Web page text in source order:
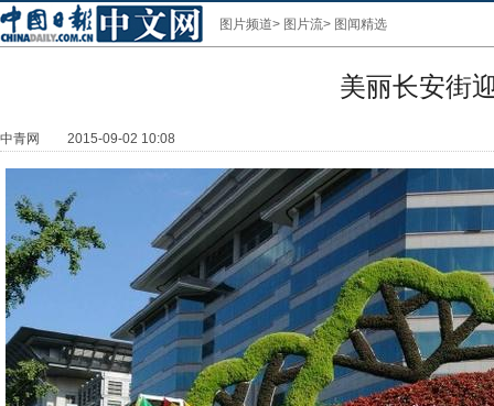
图片频道> 图片流> 图闻精选
美丽长安街
中青网 2015-09-02 10:08